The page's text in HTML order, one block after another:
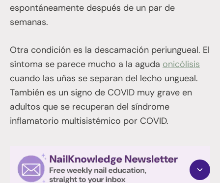
espontáneamente después de un par de
semanas.
Otra condición es la descamación periungueal. El
síntoma se parece mucho a la aguda onicólisis
cuando las uñas se separan del lecho ungueal.
También es un signo de COVID muy grave en
adultos que se recuperan del síndrome
inflamatorio multisistémico por COVID.